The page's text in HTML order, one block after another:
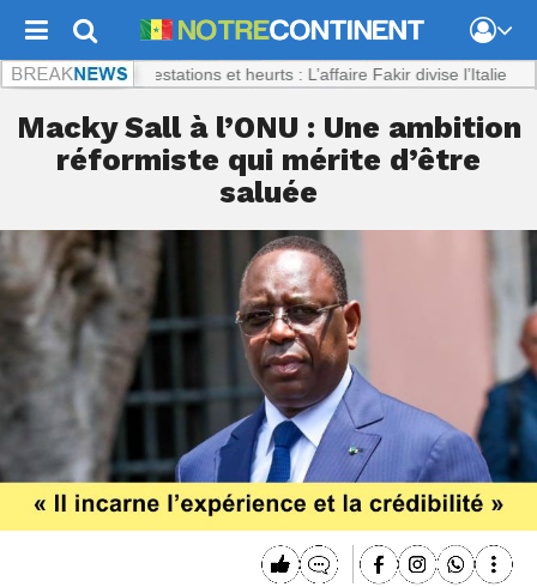
: Manifestations et heurts : L’affaire Fakir divise l’Italie
Macky Sall à l’ONU : Une ambition
réformiste qui mérite d’être
saluée